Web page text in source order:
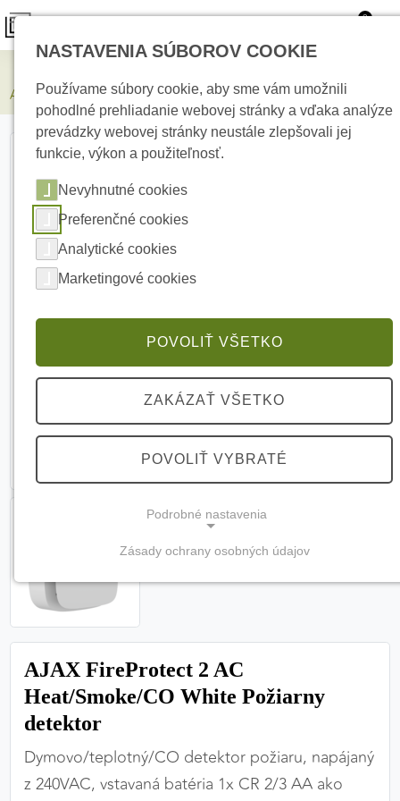
0
AJAX FireProtect 2 AC Heat/Smoke/CO White Požiarny detektor
AJAX FireProtect 2 AC
Heat/Smoke/CO White Požiarny
detektor
Dymovo/teplotný/CO detektor požiaru, napájaný
z 240VAC, vstavaná batéria 1x CR 2/3 AA ako
NASTAVENIA SÚBOROV COOKIE
Používame súbory cookie, aby sme vám umožnili
pohodlné prehliadanie webovej stránky a vďaka analýze
prevádzky webovej stránky neustále zlepšovali jej
funkcie, výkon a použiteľnosť.
Nevyhnutné cookies
Preferenčné cookies
Analytické cookies
Marketingové cookies
POVOLIŤ VŠETKO
ZAKÁZAŤ VŠETKO
POVOLIŤ VYBRATÉ
Podrobné nastavenia
(vždy aktívne, nemožno vypnúť)
Tieto cookies sú potrebné na správne fungovanie
zabezpečiť jej plnú funkčnosť.
Nevyhnutné cookies
PREFERENČNÉ COOKIES
Zásady ochrany osobných údajov